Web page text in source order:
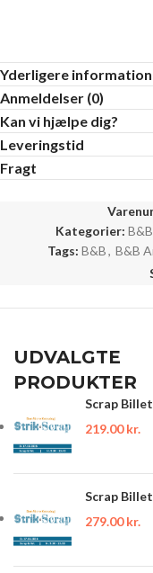
Yderligere information
Anmeldelser (0)
Kan vi hjælpe dig?
Leveringstid
Fragt
Kategorier: B&B
Tags: B&B, B&B
UDVALGTE
PRODUKTER
Scrap Billet
219.00kr.
Scrap Billet
279.00kr.